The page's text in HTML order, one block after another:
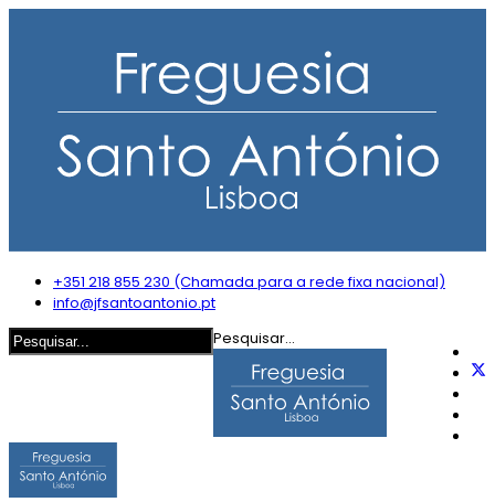
+351 218 855 230 (Chamada para a rede fixa nacional)
info@jfsantoantonio.pt
Pesquisar...